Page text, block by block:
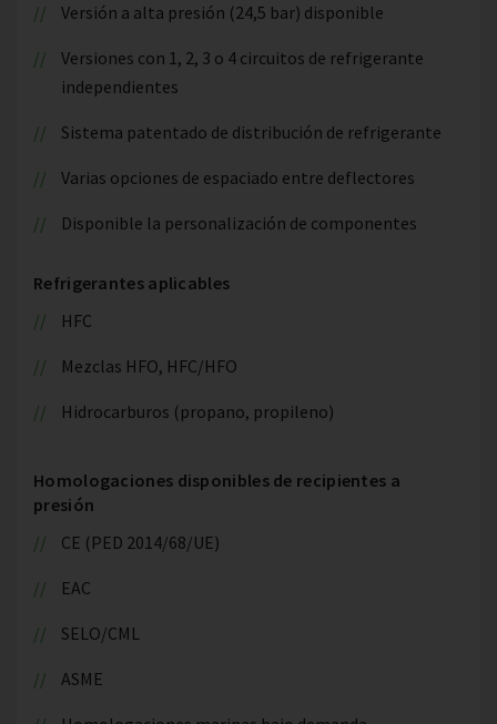
Versión a alta presión (24,5 bar) disponible
Versiones con 1, 2, 3 o 4 circuitos de refrigerante
independientes
Sistema patentado de distribución de refrigerante
Varias opciones de espaciado entre deflectores
Disponible la personalización de componentes
Refrigerantes aplicables
HFC
Mezclas HFO, HFC/HFO
Hidrocarburos (propano, propileno)
Homologaciones disponibles de recipientes a
presión
CE (PED 2014/68/UE)
EAC
SELO/CML
ASME